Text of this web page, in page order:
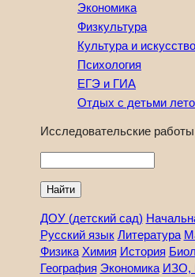
Экономика
Физкультура
Культура и искусство
Психология
ЕГЭ и ГИА
Отдых с детьми
Исследовательские
ДОУ (детский сад)
Русский язык Литература
Физика Химия История
География Экономика ИЗО,